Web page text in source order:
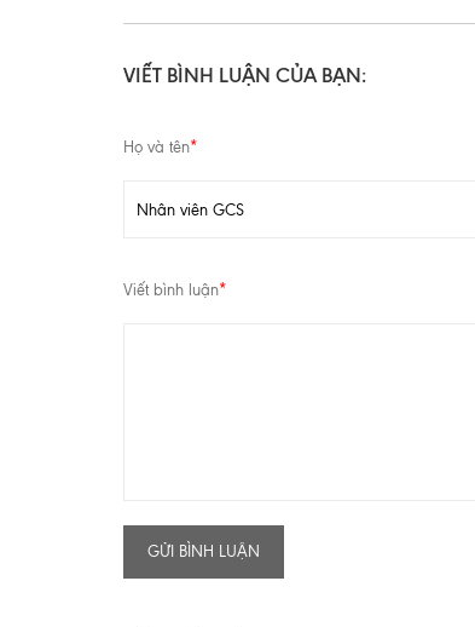
VIẾT BÌNH LUẬN CỦA BẠN:
Họ và tên*
Viết bình luận*
GỬI BÌNH LUẬN